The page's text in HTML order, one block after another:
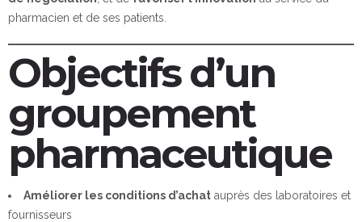
pharmacien et de ses patients.
Objectifs d’un
groupement
pharmaceutique
Améliorer les conditions d’achat auprès des laboratoires et
fournisseurs